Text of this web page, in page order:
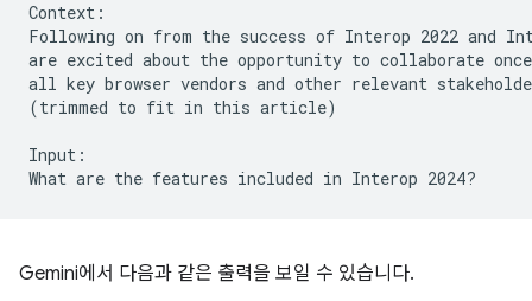
Context:
Following on from the success of Interop 2022 and
are excited about the opportunity to collaborate
all key browser vendors and other relevant
(trimmed to fit in this article)
Input:
Gemini에서 다음과 같은 출력을 보일 수 있습니다.